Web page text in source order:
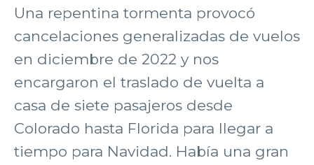
Una repentina tormenta provocó
cancelaciones generalizadas de vuelos
en diciembre de 2022 y nos
encargaron el traslado de vuelta a
casa de siete pasajeros desde
Colorado hasta Florida para llegar a
tiempo para Navidad. Había una gran